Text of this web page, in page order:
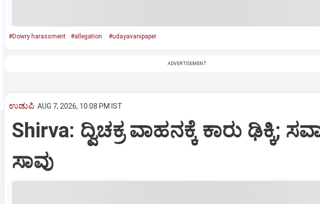
#Dowry harassment #allegation #udayavanipaper
ADVERTISEMENT
ಉಡುಪಿ AUG 7, 2026, 10:08 PM IST
Shirva: ದ್ವಿಚಕ್ರ ವಾಹನಕ್ಕೆ ಕಾರು ಢಿಕ್ಕಿ;
ಸಾವು